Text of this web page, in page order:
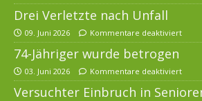
Drei Verletzte nach Unfall
09. Juni 2026 Kommentare deaktiviert
74-Jähriger wurde betrogen
03. Juni 2026 Kommentare deaktiviert
Versuchter Einbruch in